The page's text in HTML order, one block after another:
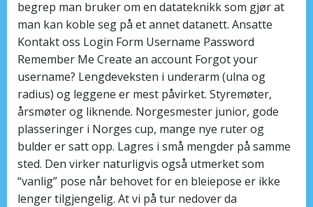
begrep man bruker om en datateknikk som gjør at
man kan koble seg på et annet datanett. Ansatte
Kontakt oss Login Form Username Password
Remember Me Create an account Forgot your
username? Lengdeveksten i underarm (ulna og
radius) og leggene er mest påvirket. Styremøter,
årsmøter og liknende. Norgesmester junior, gode
plasseringer i Norges cup, mange nye ruter og
bulder er satt opp. Lagres i små mengder på samme
sted. Den virker naturligvis også utmerket som
“vanlig” pose når behovet for en bleiepose er ikke
lenger tilgjengelig. At vi på tur nedover da